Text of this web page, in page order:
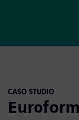
CASO STUDIO
Euroform